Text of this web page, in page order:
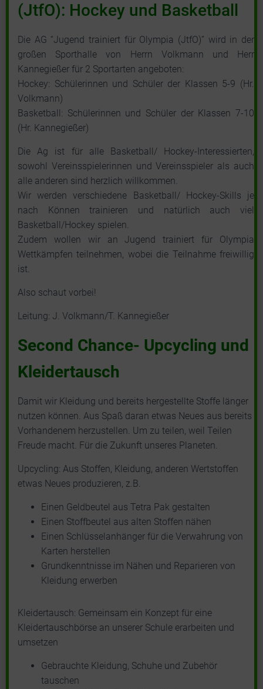
(JtfO): Hockey und Basketball
Die AG “Jugend trainiert für Olympia (JtfO)” wird in der
großen Sporthalle von Herrn Volkmann und Herr
Kannegießer für 2 Sportarten angeboten:
Hockey: Schülerinnen und Schüler der Klassen 5-9 (Hr.
Volkmann)
Basketball: Schülerinnen und Schüler der Klassen 7-10
(Hr. Kannegießer)
Die Ag ist für alle Basketball/ Hockey-Interessierten,
sowohl Vereinsspielerinnen und Vereinsspieler als auch
alle anderen sind herzlich willkommen.
Wir werden verschiedene Basketball/ Hockey-Skills je
nach Können trainieren und natürlich auch viel
Basketball/Hockey spielen.
Zudem wollen wir an Jugend trainiert für Olympia
Wettkämpfen teilnehmen, wobei die Teilnahme freiwillig
ist.
Also schaut vorbei!
Leitung: J. Volkmann/T. Kannegießer
Second Chance- Upcycling und
Kleidertausch
Damit wir Kleidung und bereits hergestellte Stoffe länger
nutzen können. Aus Spaß daran etwas Neues aus bereits
Vorhandenem herzustellen. Um zu teilen, weil Teilen
Freude macht. Für die Zukunft unseres Planeten.
Upcycling: Aus Stoffen, Kleidung, anderen Wertstoffen
etwas Neues produzieren, z.B.
Einen Geldbeutel aus Tetra Pak gestalten
Einen Stoffbeutel aus alten Stoffen nähen
Einen Schlüsselanhänger für die Verwahrung von
Karten herstellen
Grundkenntnisse im Nähen und Reparieren von
Kleidung erwerben
Kleidertausch: Gemeinsam ein Konzept für eine
Kleidertauschbörse an unserer Schule erarbeiten und
umsetzen
Gebrauchte Kleidung, Schuhe und Zubehör
tauschen